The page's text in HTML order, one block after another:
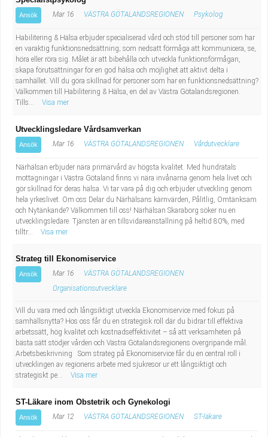
Ansök Mar 16 VÄSTRA GÖTALANDSREGIONEN Psykolog
Habilitering & Hälsa erbjuder specialiserad vård och stöd till personer som har
en varaktig funktionsnedsättning; som nedsatt förmåga att kommunicera, se,
höra eller röra sig. Målet är att bibehålla och utveckla funktionsförmågan,
skapa förutsättningar för en god hälsa och möjlighet att aktivt delta i
samhället. Vill du göra skillnad för personer som har en funktionsnedsättning?
Välkommen till Habilitering & Hälsa, en del av Västra Götalandsregionen.
Tills...
Visa mer
Utvecklingsledare Vårdsamverkan
Ansök Mar 16 VÄSTRA GÖTALANDSREGIONEN Vårdutvecklare
Närhälsan erbjuder nära primärvård av högsta kvalitet. Med hundratals
mottagningar i Västra Götaland finns vi nära invånarna genom hela livet och
gör skillnad för deras hälsa. Vi tar vara på dig och erbjuder utveckling genom
hela yrkeslivet. Om oss Delar du Närhälsans kärnvärden, Pålitlig, Omtänksam
och Nytänkande? Välkommen till oss! Närhälsan Skaraborg söker nu en
utvecklingsledare. Tjänsten är en tillsvidareanställning på heltid 80%, med
tilltr...
Visa mer
Strateg till Ekonomiservice
Ansök Mar 16
VÄSTRA GÖTALANDSREGIONEN
Organisationsutvecklare
Vill du vara med och långsiktigt utveckla Ekonomiservice med fokus på
samhällsnytta? Hos oss får du en strategisk roll där du bidrar till effektiva
arbetssätt, hög kvalitet och kostnadseffektivitet – så att verksamheten på
bästa sätt stödjer vården och Västra Götalandsregionens övergripande mål.
Arbetsbeskrivning Som strateg på Ekonomiservice får du en central roll i
utvecklingen av regionens arbete med sjukresor ur ett långsiktigt och
strategiskt pe...
Visa mer
ST-Läkare inom Obstetrik och Gynekologi
Ansök Mar 12 VÄSTRA GÖTALANDSREGIONEN ST-läkare